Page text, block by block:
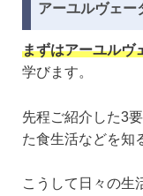
アーユルヴェー
まずはアーユルヴ
学びます。
先程ご紹介した3
た食生活などを知
こうして日々の生